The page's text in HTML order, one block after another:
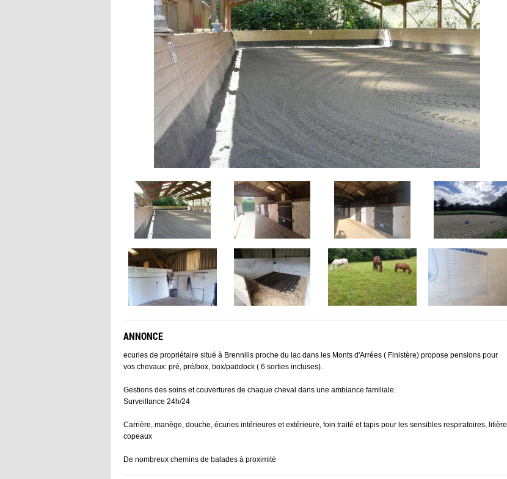
ANNONCE
ecuries de propriétaire situé à Brennilis proche du lac dans les Monts d'Arrées ( Finistère) propose pensions pour
vos chevaux: pré, pré/box, box/paddock ( 6 sorties incluses).
Gestions des soins et couvertures de chaque cheval dans une ambiance familiale.
Surveillance 24h/24
Carrière, manège, douche, écuries intérieures et extérieure, foin traité et tapis pour les sensibles respiratoires, litière
copeaux
De nombreux chemins de balades à proximité